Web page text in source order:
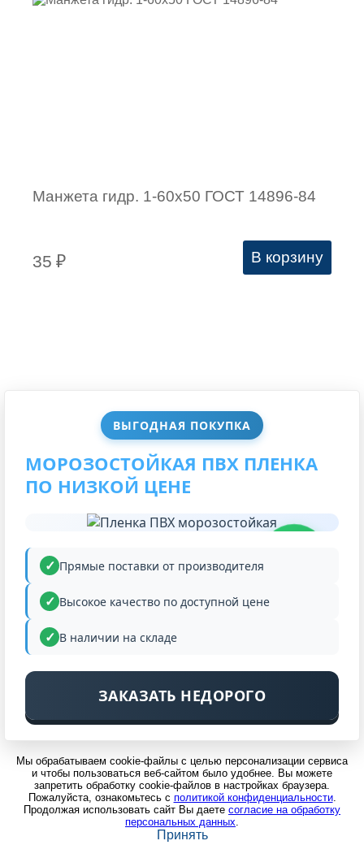
ВЫГОДНАЯ ПОКУПКА
МОРОЗОСТОЙКАЯ ПВХ ПЛЕНКА
ПО НИЗКОЙ ЦЕНЕ
Прямые поставки от производителя
Высокое качество по доступной цене
В наличии на складе
ЗАКАЗАТЬ НЕДОРОГО
Манжета гидр. 1-60х50 ГОСТ 14896-84
35 ₽ В корзину
Мы обрабатываем cookie-файлы с целью персонализации сервиса
и чтобы пользоваться веб-сайтом было удобнее. Вы можете
запретить обработку cookie-файлов в настройках браузера.
Пожалуйста, ознакомьтесь с политикой конфиденциальности.
Продолжая использовать сайт Вы даете согласие на обработку
персональных данных.
Принять